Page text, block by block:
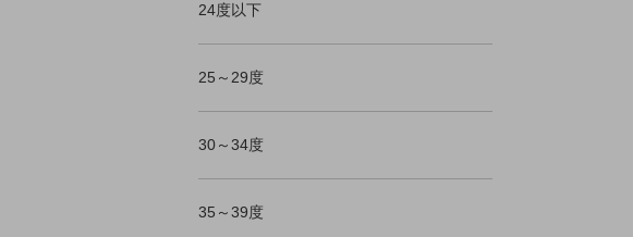
24度以下
25～29度
30～34度
35～39度